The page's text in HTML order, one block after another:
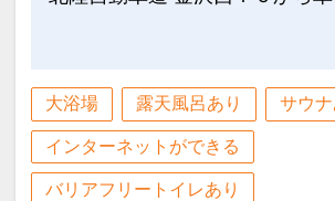
インターネットコース番号
17435268
大浴場 露天風呂あり サウナ
インターネットができる
バリアフリートイレあり